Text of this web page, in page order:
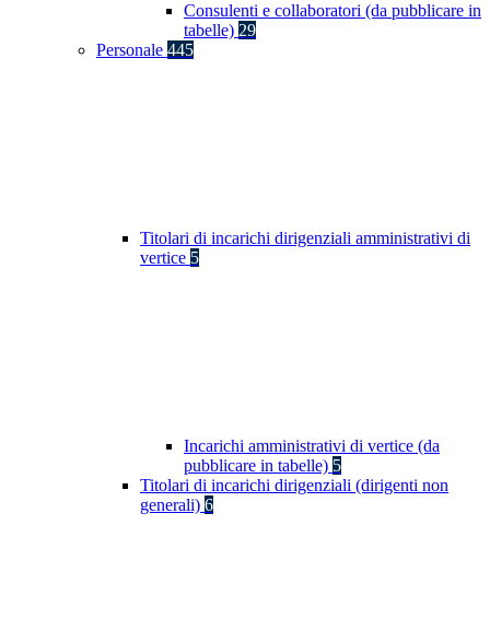
Consulenti e collaboratori (da pubblicare in
tabelle) 29
Personale 445
Titolari di incarichi dirigenziali amministrativi di
vertice 5
Incarichi amministrativi di vertice (da
pubblicare in tabelle) 5
Titolari di incarichi dirigenziali (dirigenti non
generali) 6